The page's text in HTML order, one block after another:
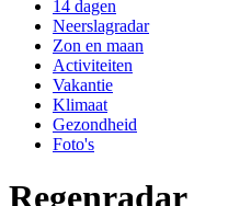
14 dagen
Neerslagradar
Zon en maan
Activiteiten
Vakantie
Klimaat
Gezondheid
Foto's
Regenradar